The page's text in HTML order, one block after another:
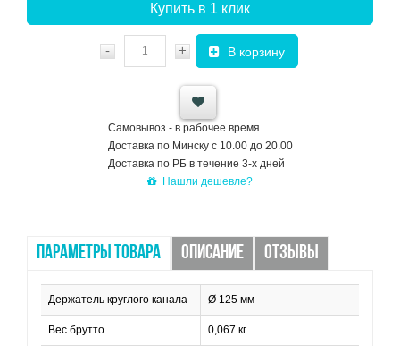
Купить в 1 клик
- + В корзину
Самовывоз - в рабочее время
Доставка по Минску с 10.00 до 20.00
Доставка по РБ в течение 3-х дней
Нашли дешевле?
ПАРАМЕТРЫ ТОВАРА ОПИСАНИЕ ОТЗЫВЫ
Держатель круглого канала Ø 125 мм
Вес брутто 0,067 кг